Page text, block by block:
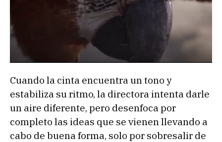
Cuando la cinta encuentra un tono y
estabiliza su ritmo, la directora intenta darle
un aire diferente, pero desenfoca por
completo las ideas que se vienen llevando a
cabo de buena forma, solo por sobresalir de